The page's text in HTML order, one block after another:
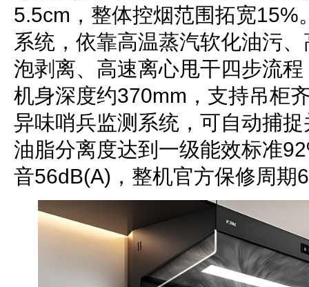
5.5cm，整体控烟范围拓宽15%
系统，依靠高温蒸汽软化油污
泡剥离、高速离心甩干四步流
机身深度约370mm，支持吊柜
异味哨兵监测系统，可自动捕
油脂分离度达到一级能效标准
音56dB(A)，整机官方保修周期